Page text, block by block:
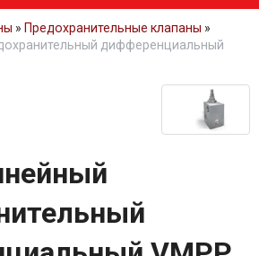
» Предохранительные клапаны »
дифференциальный